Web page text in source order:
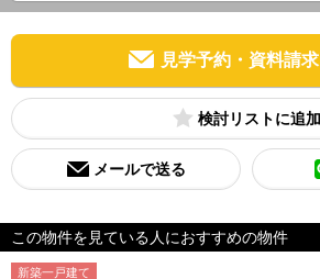
見学予約・資料請求
検討リスト
メールで送る
この物件を見ている人におすすめの物件
新築一戸建て